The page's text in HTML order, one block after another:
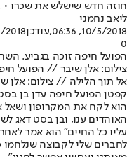
חוזה חדש שישלש את שכרו •
ליאב נחמני
10/5/2018, 06:36
,עודכן06:36
0
הפועל חיפה זוכה בגביע.
צילום: אלן שיבר // הפועל
אל תוך הלילה // צילום: אלן
קפטן הפועל חיפה עדן בן
הוא לקח את המקרופון ושאל
האוהדים ענו, ובן בסט דאג
עליו כל החיים" הוא אמר
לחברים שלי לקבוצה שנלחמו